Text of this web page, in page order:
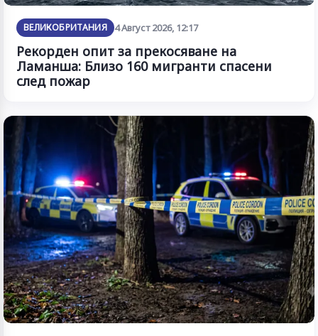
ВЕЛИКОБРИТАНИЯ 4 Август 2026, 12:17
Рекорден опит за прекосяване на
Ламанша: Близо 160 мигранти спасени
след пожар